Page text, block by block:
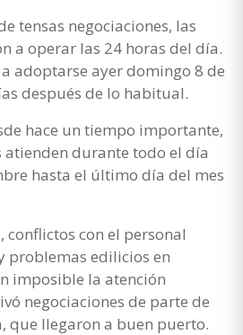
tensas negociaciones, las
a operar las 24 horas del día.
adoptarse ayer domingo 8 de
después de lo habitual.
hace un tiempo importante,
atienden durante todo el día
hasta el último día del mes
con el personal
problemas edilicios en
imposible la atención
negociaciones de parte de
que llegaron a buen puerto.